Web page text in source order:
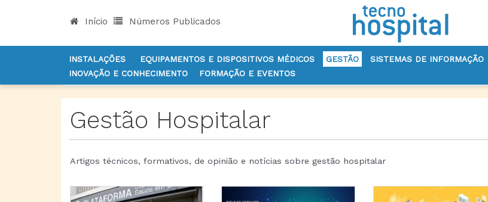
Início Números Publicados
INSTALAÇÕES EQUIPAMENTOS E DISPOSITIVOS MÉDICOS GESTÃO SISTEMAS DE INFORMAÇÃO
INOVAÇÃO E CONHECIMENTO
FORMAÇÃO E EVENTOS
INÍCIO NOTÍCIAS GESTÃO
Gestão Hospitalar
Artigos técnicos, formativos, de opinião e notícias sobre gestão hospitalar